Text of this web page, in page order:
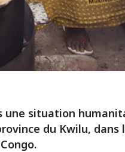
une situation
du Kwilu, dans